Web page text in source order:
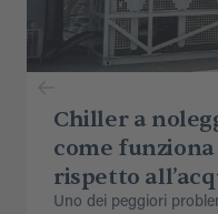
Chiller a
come
rispetto
Uno dei peggiori